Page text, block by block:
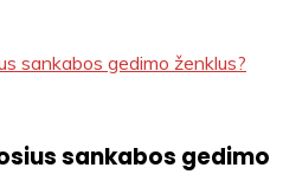
sankabos gedimo ženklus?
sankabos gedimo